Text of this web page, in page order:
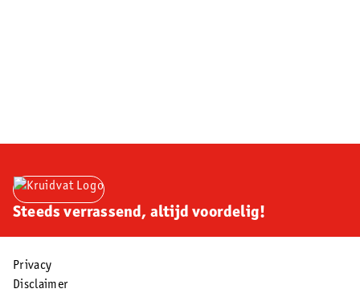
Steeds verrassend, altijd voordelig!
Privacy
Disclaimer